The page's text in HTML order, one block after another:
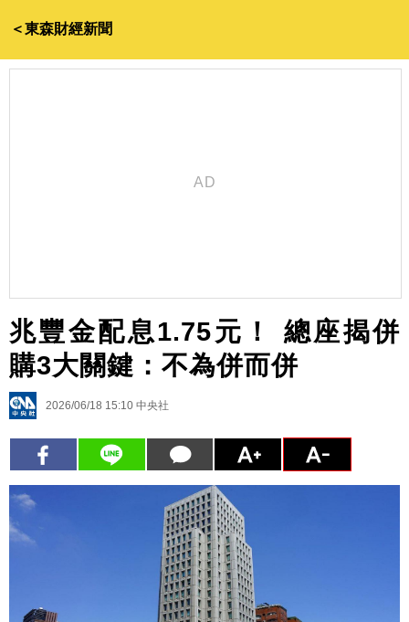
＜東森財經新聞
兆豐金配息1.75元！ 總座揭併
購3大關鍵：不為併而併
2026/06/18 15:10 中央社